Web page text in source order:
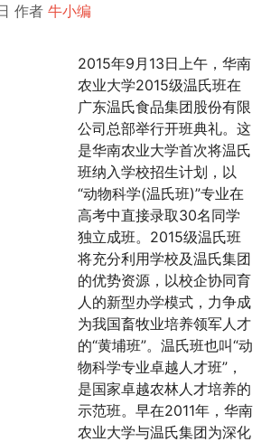
作者 牛小编
2015年9月13日上午，华南
农业大学2015级温氏班在
广东温氏食品集团股份有限
公司总部举行开班典礼。这
是华南农业大学首次将温氏
班纳入学校招生计划，以
“动物科学(温氏班)”专业在
高考中直接录取30名同学
独立成班。2015级温氏班
将充分利用学校及温氏集团
的优势资源，以校企协同育
人的新型办学模式，力争成
为我国畜牧业培养领军人才
的“黄埔班”。 温氏班也叫“动
物科学专业卓越人才班”，
是国家卓越农林人才培养的
示范班。早在2011年，华南
农业大学与温氏集团为深化